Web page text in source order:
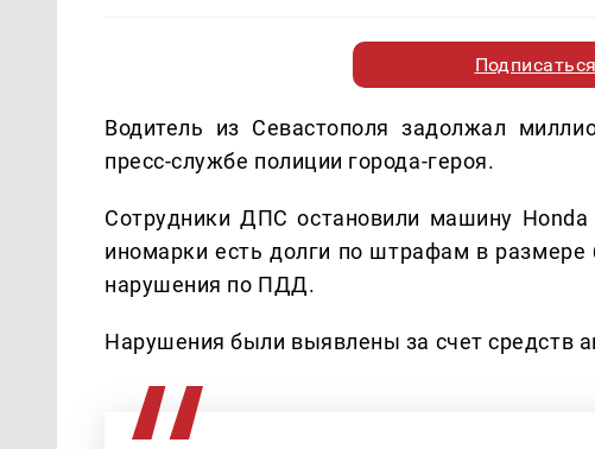
Водитель из Севастополя задолжал
пресс-службе полиции города-героя.
Сотрудники ДПС остановили машину Honda
иномарки есть долги по штрафам в
нарушения по ПДД.
Нарушения были выявлены за счет средств